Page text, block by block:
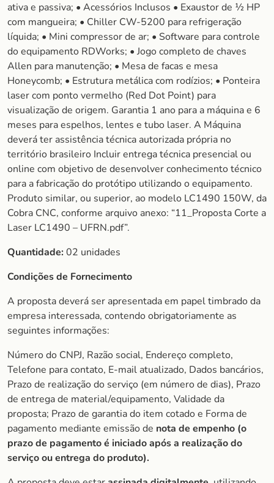
ativa e passiva; • Acessórios Inclusos • Exaustor de ½ HP
com mangueira; • Chiller CW-5200 para refrigeração
líquida; • Mini compressor de ar; • Software para controle
do equipamento RDWorks; • Jogo completo de chaves
Allen para manutenção; • Mesa de facas e mesa
Honeycomb; • Estrutura metálica com rodízios; • Ponteira
laser com ponto vermelho (Red Dot Point) para
visualização de origem. Garantia 1 ano para a máquina e 6
meses para espelhos, lentes e tubo laser. A Máquina
deverá ter assistência técnica autorizada própria no
território brasileiro Incluir entrega técnica presencial ou
online com objetivo de desenvolver conhecimento técnico
para a fabricação do protótipo utilizando o equipamento.
Produto similar, ou superior, ao modelo LC1490 150W, da
Cobra CNC, conforme arquivo anexo: “11_Proposta Corte a
Laser LC1490 – UFRN.pdf”.
Quantidade:02 unidades
Condições de Fornecimento
A proposta deverá ser apresentada em papel timbrado da
empresa interessada, contendo obrigatoriamente as
seguintes informações:
Número do CNPJ, Razão social, Endereço completo,
Telefone para contato, E-mail atualizado, Dados bancários,
Prazo de realização do serviço (em número de dias), Prazo
de entrega de material/equipamento, Validade da
proposta; Prazo de garantia do item cotado e Forma de
pagamento mediante emissão de nota de empenho (o
prazo de pagamento é iniciado após a realização do
serviço ou entrega do produto).